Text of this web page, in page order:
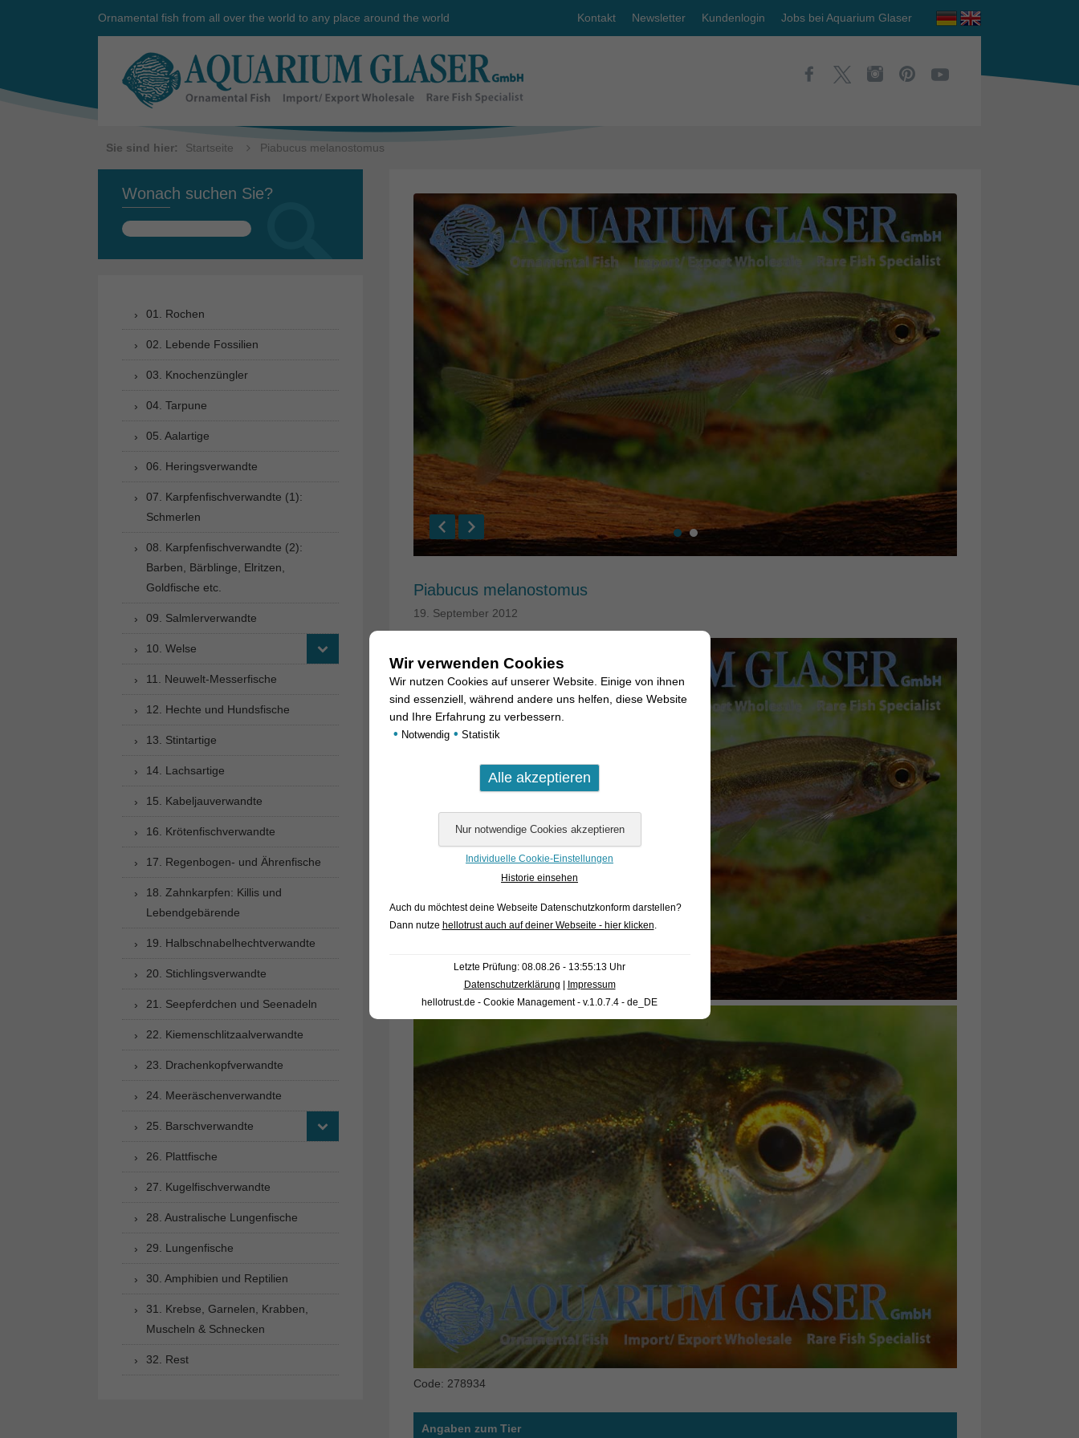
Ornamental fish from all over the world to any place around the world Kontakt Newsletter Kundenlogin Jobs bei Aquarium Glaser
Sie sind hier: Startseite Piabucus melanostomus
Piabucus melanostomus
19. September 2012
Code: 278934
Angaben zum Tier
Wonach suchen Sie?
Suchen
01. Rochen
02. Lebende Fossilien
03. Knochenzüngler
04. Tarpune
05. Aalartige
06. Heringsverwandte
07. Karpfenfischverwandte (1):
Schmerlen
08. Karpfenfischverwandte (2):
Barben, Bärblinge, Elritzen,
Goldfische etc.
09. Salmlerverwandte
10. Welse
11. Neuwelt-Messerfische
12. Hechte und Hundsfische
13. Stintartige
14. Lachsartige
15. Kabeljauverwandte
16. Krötenfischverwandte
17. Regenbogen- und Ährenfische
18. Zahnkarpfen: Killis und
Lebendgebärende
19. Halbschnabelhechtverwandte
20. Stichlingsverwandte
21. Seepferdchen und Seenadeln
22. Kiemenschlitzaalverwandte
23. Drachenkopfverwandte
24. Meeräschenverwandte
25. Barschverwandte
26. Plattfische
27. Kugelfischverwandte
28. Australische Lungenfische
29. Lungenfische
30. Amphibien und Reptilien
31. Krebse, Garnelen, Krabben,
Muscheln & Schnecken
32. Rest
Wir verwenden Cookies
Wir nutzen Cookies auf unserer Website. Einige von ihnen
sind essenziell, während andere uns helfen, diese Website
und Ihre Erfahrung zu verbessern.
• Notwendig • Statistik
Individuelle Cookie-Einstellungen
Historie einsehen
Auch du möchtest deine Webseite Datenschutzkonform darstellen?
Dann nutze hellotrust auch auf deiner Webseite - hier klicken
Letzte Prüfung: 08.08.26 - 13:55:13 Uhr
Datenschutzerklärung | Impressum
hellotrust.de - Cookie Management - v.1.0.7.4 - de_DE